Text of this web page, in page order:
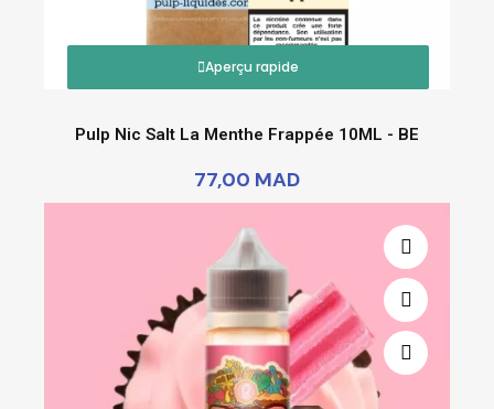
Aperçu rapide
Pulp Nic Salt La Menthe Frappée 10ML - BE
77,00 MAD